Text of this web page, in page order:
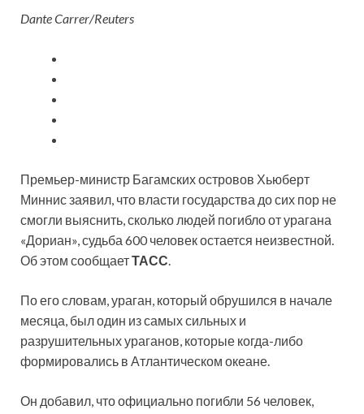
Dante Carrer/Reuters
Премьер-министр Багамских островов Хьюберт
Миннис заявил, что власти государства до сих пор не
смогли выяснить, сколько людей погибло от урагана
«Дориан», судьба 600 человек остается неизвестной.
Об этом сообщаетТАСС.
По его словам, ураган, который обрушился в начале
месяца, был один из самых сильных и
разрушительных ураганов, которые когда-либо
формировались в Атлантическом океане.
Он добавил, что официально погибли 56 человек,